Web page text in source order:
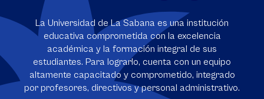
La Universidad de La Sabana es una institución
educativa comprometida con la excelencia
académica y la formación integral de sus
estudiantes. Para lograrlo, cuenta con un equipo
altamente capacitado y comprometido, integrado
por profesores, directivos y personal administrativo.